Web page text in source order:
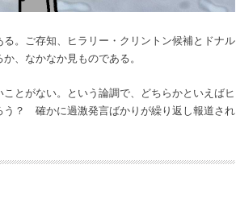
。ご存知、ヒラリー・クリントン候補とドナル
、なかなか見ものである。
とがない。という論調で、どちらかといえばヒ
う？ 確かに過激発言ばかりが繰り返し報道され